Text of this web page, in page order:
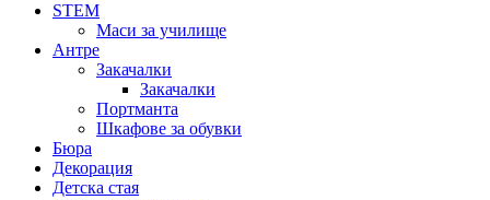
STEM
Маси за училище
Антре
Закачалки
Закачалки
Портманта
Шкафове за обувки
Бюра
Декорация
Детска стая